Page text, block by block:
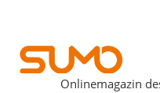
springen
Onlinemagazin